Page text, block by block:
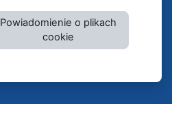
Powiadomienie o plikach
cookie